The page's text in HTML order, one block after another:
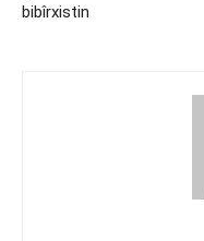
bibîrxistin